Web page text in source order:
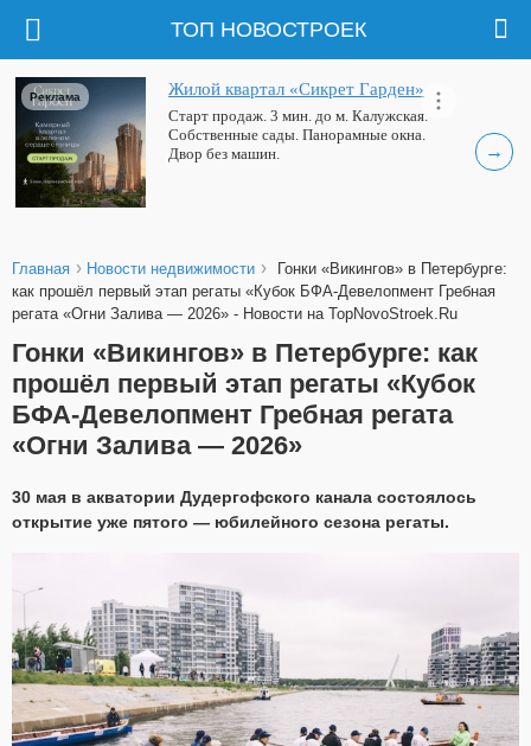
ТОП НОВОСТРОЕК
→
Жилой квартал «Сикрет Гарден»
Старт продаж. 3 мин. до м. Калужская.
Собственные сады. Панорамные окна.
Двор без машин.
Реклама
Главная › Новости недвижимости ›
Гонки «Викингов» в Петербурге:
как прошёл первый этап регаты «Кубок БФА-Девелопмент Гребная
регата «Огни Залива — 2026» - Новости на TopNovoStroek.Ru
Гонки «Викингов» в Петербурге: как
прошёл первый этап регаты «Кубок
БФА-Девелопмент Гребная регата
«Огни Залива — 2026»
30 мая в акватории Дудергофского канала состоялось
открытие уже пятого — юбилейного сезона регаты.